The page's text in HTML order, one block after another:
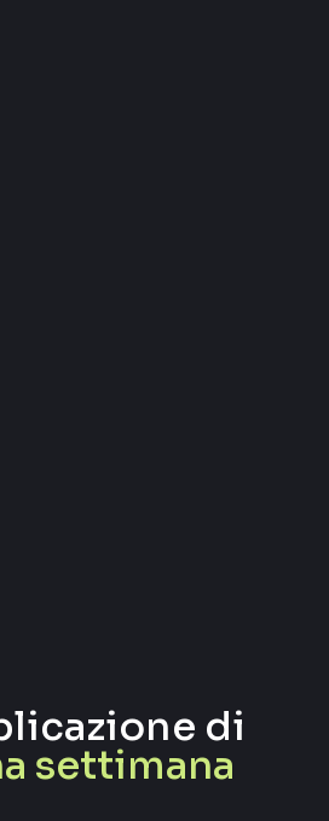
di
settimana